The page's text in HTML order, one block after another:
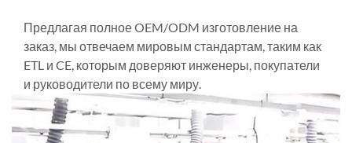
Предлагая полное OEM/ODM изготовление на
заказ, мы отвечаем мировым стандартам, таким как
ETL и CE, которым доверяют инженеры, покупатели
и руководители по всему миру.